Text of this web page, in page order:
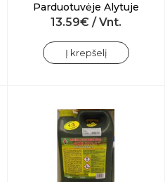
Parduotuvėje Alytuje
13.59€ / Vnt.
Į krepšelį